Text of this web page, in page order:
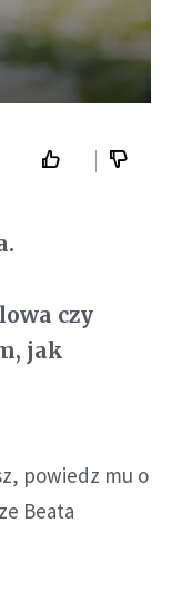
czy
jak
powiedz mu o
Beata